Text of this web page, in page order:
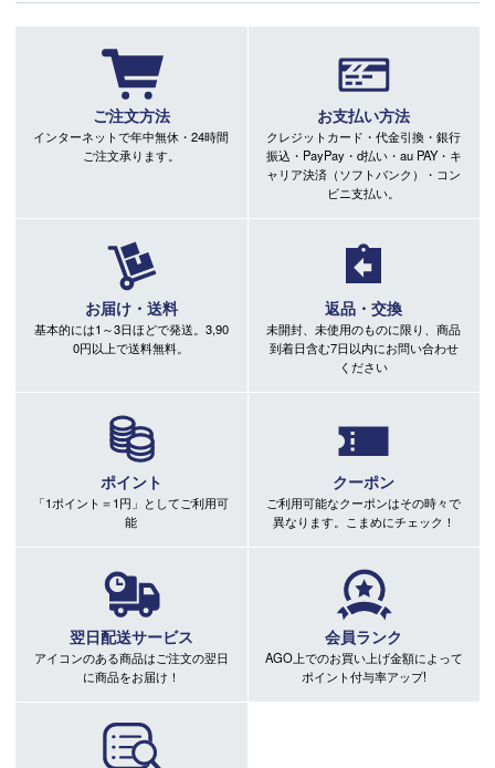
ご注文方法
インターネットで年中無休・24時間
ご注文承ります。
お支払い方法
クレジットカード・代金引換・銀行
振込・PayPay・d払い・au PAY・キ
ャリア決済（ソフトバンク）・コン
ビニ支払い。
お届け・送料
基本的には1～3日ほどで発送。3,90
0円以上で送料無料。
返品・交換
未開封、未使用のものに限り、商品
到着日含む7日以内にお問い合わせ
ください
ポイント
「1ポイント＝1円」としてご利用可
能
クーポン
ご利用可能なクーポンはその時々で
異なります。こまめにチェック！
翌日配送サービス
アイコンのある商品はご注文の翌日
に商品をお届け！
会員ランク
AGO上でのお買い上げ金額によって
ポイント付与率アップ!